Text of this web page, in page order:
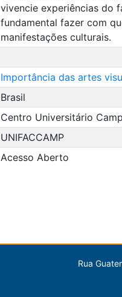
vivencie experiências do
fundamental fazer com
manifestações culturais.
Importância das artes
Brasil
Centro Universitário
UNIFACCAMP
Acesso Aberto
Rua